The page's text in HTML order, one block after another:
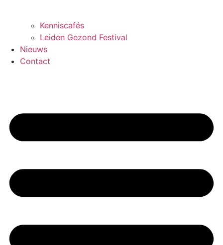
Kenniscafés
Leiden Gezond Festival
Nieuws
Contact